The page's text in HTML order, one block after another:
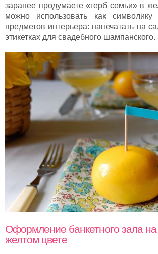
заранее продумаете «герб семьи» в
можно использовать как
предметов интерьера: напечатать на
этикетках для свадебного шампанского.
Оформление банкетного зала на
желтом цвете